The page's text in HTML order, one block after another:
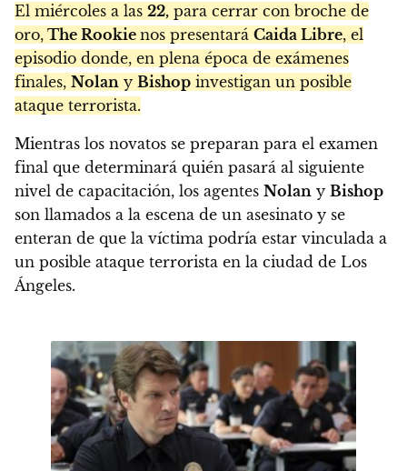
El miércoles a las 22, para cerrar con broche de
oro, The Rookie nos presentará Caida Libre, el
episodio donde, en plena época de exámenes
finales, Nolan y Bishop investigan un posible
ataque terrorista.
Mientras los novatos se preparan para el examen
final que determinará quién pasará al siguiente
nivel de capacitación, los agentes Nolan y Bishop
son llamados a la escena de un asesinato y se
enteran de que la víctima podría estar vinculada a
un posible ataque terrorista en la ciudad de Los
Ángeles.